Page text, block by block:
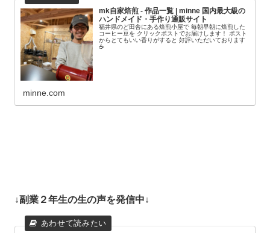
mk自家焙煎 - 作品一覧 | minne 国内最大級の
ハンドメイド・手作り通販サイト
福井県のど田舎にある焙煎小屋で 毎朝早朝に焙煎した
コーヒー豆を クリックポストでお届けします！ ポスト
からとてもいい香りがすると 好評いただいております
☕️
minne.com
↓副業２年生の生の声を発信中↓